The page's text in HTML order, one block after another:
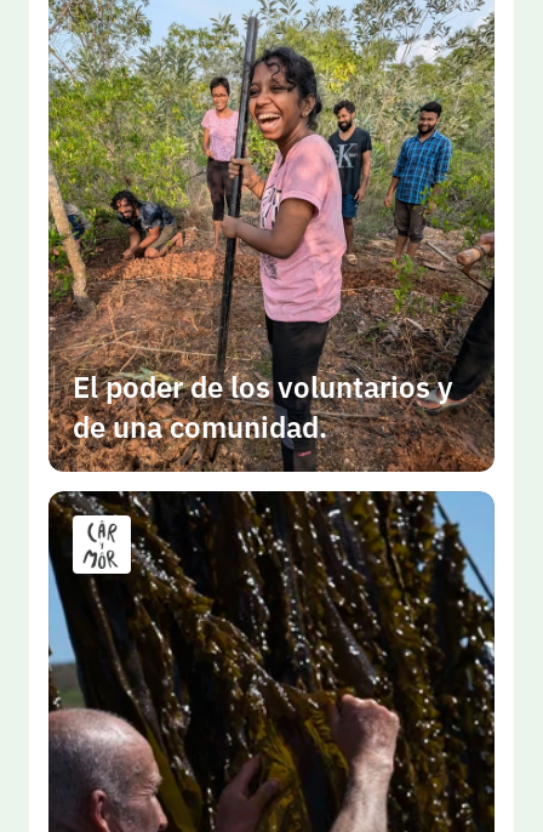
El poder de los voluntarios y
de una comunidad.